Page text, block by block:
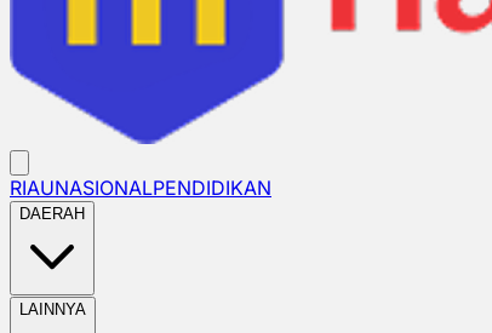
RIAUNASIONALPENDIDIKAN
DAERAH
LAINNYA